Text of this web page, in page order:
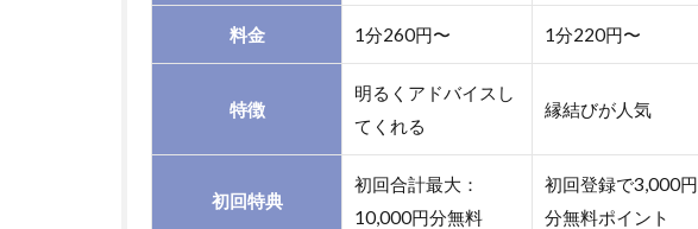
料金 1分260円〜 1分220円〜
特徴
明るくアドバイスし
てくれる
縁結びが人気
初回特典
初回合計最大：
10,000円分無料
初回登録で3,000円
分無料ポイント